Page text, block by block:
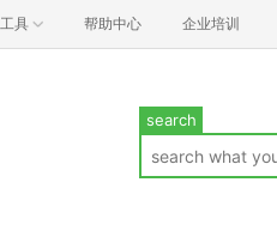
具 帮助中心 企业培训
search